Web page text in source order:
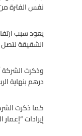
نفس الفترة
الشقيقة لتصل إلى 71.9 مليون درهم مقابل 8.3 مليون درهم خلال نفس
درهم بنهاية الربع
إيرادات “إعمار العقارية”،